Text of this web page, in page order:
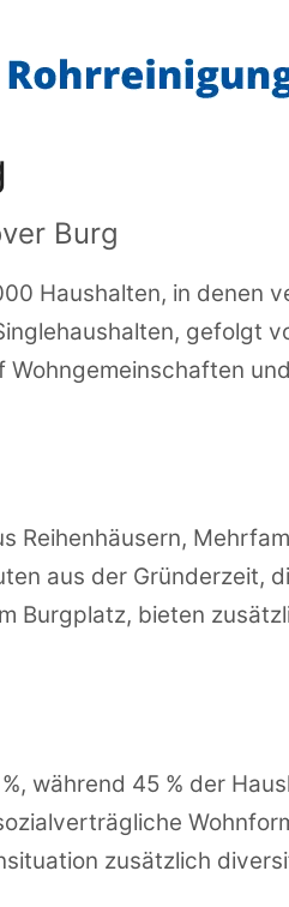
Burg
Haushalten, in denen
gefolgt
Reihenhäusern,
aus der Gründerzeit,
Burgplatz, bieten
während 45 % der
zusätzlich